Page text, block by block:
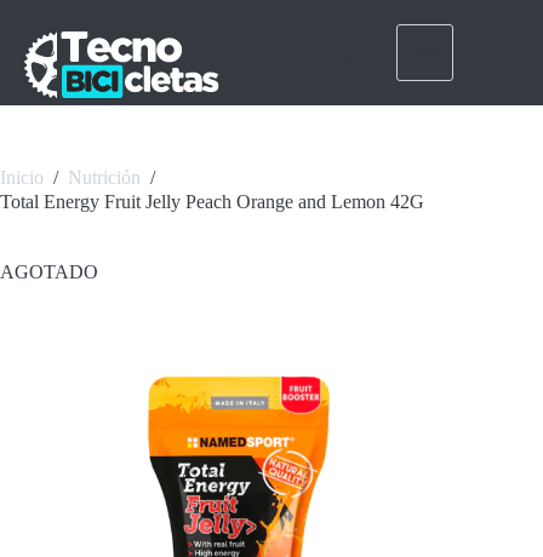
contenido
Inicio / Nutrición /
Total Energy Fruit Jelly Peach Orange and Lemon 42G
AGOTADO